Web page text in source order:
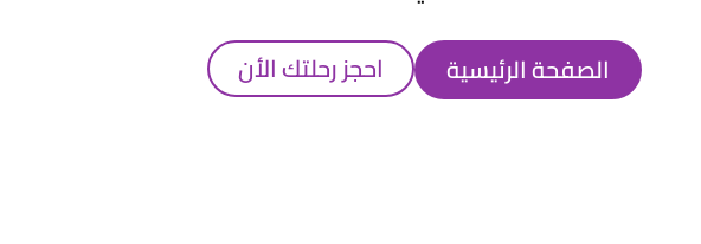
الصفحة الرئيسية احجز رحلتك الأن